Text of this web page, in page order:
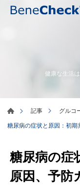
健康な生活
記事
グルコ
糖尿病の症状と原因：初期
糖尿病の症
原因、予防